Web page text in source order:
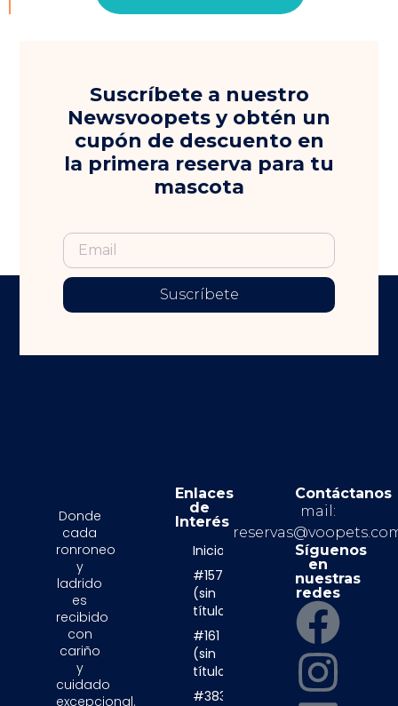
Suscríbete a nuestro
Newsvoopets y obtén un
cupón de descuento en
la primera reserva para tu
mascota
Suscríbete
Donde
cada
ronroneo
y
ladrido
es
recibido
con
cariño
y
cuidado
excepcional.
Enlaces
de
Interés
Inicio
#157
(sin
título)
#161
(sin
título)
#3839
Contáctanos
mail:
Síguenos
en
nuestras
redes